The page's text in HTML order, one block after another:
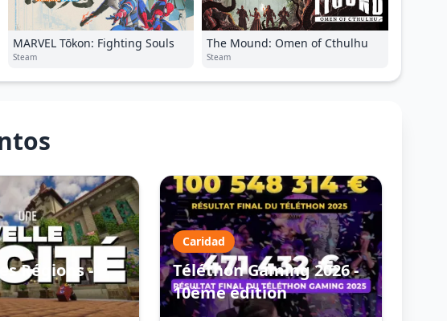
MARVEL Tōkon: Fighting Souls
Steam
The Mound: Omen of Cthulhu
Steam
Régions -
Caridad
Téléthon Gaming 2026 -
10ème édition